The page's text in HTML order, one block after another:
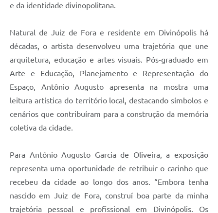
e da identidade divinopolitana.
Natural de Juiz de Fora e residente em Divinópolis há
décadas, o artista desenvolveu uma trajetória que une
arquitetura, educação e artes visuais. Pós-graduado em
Arte e Educação, Planejamento e Representação do
Espaço, Antônio Augusto apresenta na mostra uma
leitura artística do território local, destacando símbolos e
cenários que contribuíram para a construção da memória
coletiva da cidade.
Para Antônio Augusto Garcia de Oliveira, a exposição
representa uma oportunidade de retribuir o carinho que
recebeu da cidade ao longo dos anos. “Embora tenha
nascido em Juiz de Fora, construí boa parte da minha
trajetória pessoal e profissional em Divinópolis. Os